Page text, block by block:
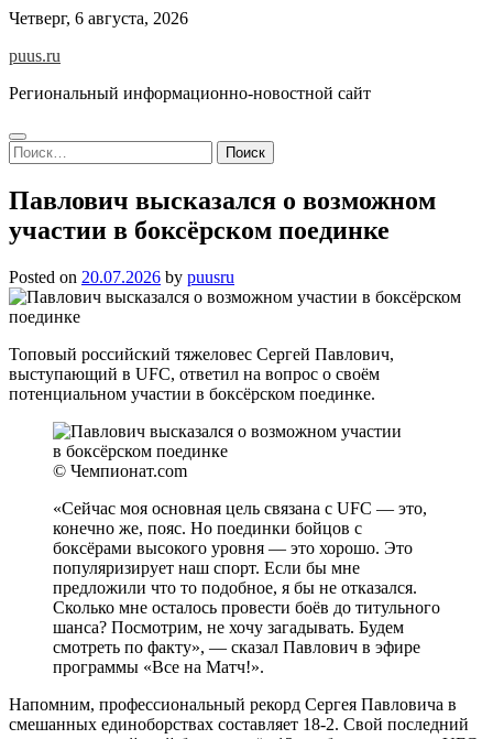
Skip
content
Четверг, 6 августа, 2026
puus.ru
Региональный информационно-новостной сайт
Найти:
Павлович высказался о возможном
участии в боксёрском поединке
Posted on 20.07.2026 by puusru
Топовый российский тяжеловес Сергей Павлович,
выступающий в UFC, ответил на вопрос о своём
потенциальном участии в боксёрском поединке.
© Чемпионат.com
«Сейчас моя основная цель связана с UFC — это,
конечно же, пояс. Но поединки бойцов с
боксёрами высокого уровня — это хорошо. Это
популяризирует наш спорт. Если бы мне
предложили что то подобное, я бы не отказался.
Сколько мне осталось провести боёв до титульного
шанса? Посмотрим, не хочу загадывать. Будем
смотреть по факту», — сказал Павлович в эфире
программы «Все на Матч!».
Напомним, профессиональный рекорд Сергея Павловича в
смешанных единоборствах составляет 18-2. Свой последний